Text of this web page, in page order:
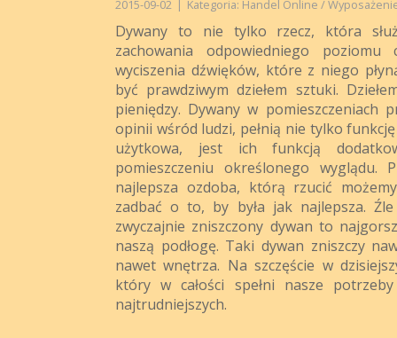
2015-09-02 | Kategoria: Handel Online /
Dywany to nie tylko rzecz, która
zachowania odpowiedniego
wyciszenia dźwięków, które z niego
być prawdziwym dziełem sztuki.
pieniędzy. Dywany w pomieszczeniach
opinii wśród ludzi, pełnią nie tylko
użytkowa, jest ich funkcją
pomieszczeniu określonego wyglądu.
najlepsza ozdoba, którą rzucić
zadbać o to, by była jak najlepsza.
zwyczajnie zniszczony dywan to
naszą podłogę. Taki dywan zniszczy
nawet wnętrza. Na szczęście w
który w całości spełni nasze
najtrudniejszych.